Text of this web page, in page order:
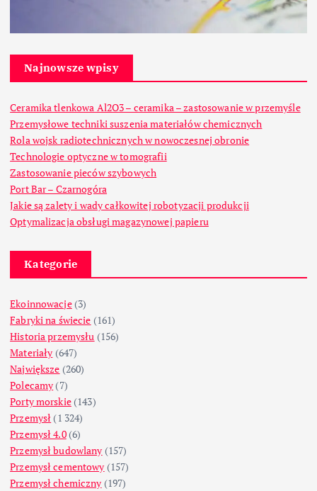
Najnowsze wpisy
Ceramika tlenkowa Al2O3 – ceramika – zastosowanie w przemyśle
Przemysłowe techniki suszenia materiałów chemicznych
Rola wojsk radiotechnicznych w nowoczesnej obronie
Technologie optyczne w tomografii
Zastosowanie pieców szybowych
Port Bar – Czarnogóra
Jakie są zalety i wady całkowitej robotyzacji produkcji
Optymalizacja obsługi magazynowej papieru
Kategorie
Ekoinnowacje(3)
Fabryki na świecie (161)
Historia przemysłu (156)
Materiały (647)
Największe (260)
Polecamy (7)
Porty morskie(143)
Przemysł (1 324)
Przemysł 4.0(6)
Przemysł budowlany (157)
Przemysł cementowy (157)
Przemysł chemiczny (197)